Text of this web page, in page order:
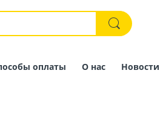
оплаты О нас Новости